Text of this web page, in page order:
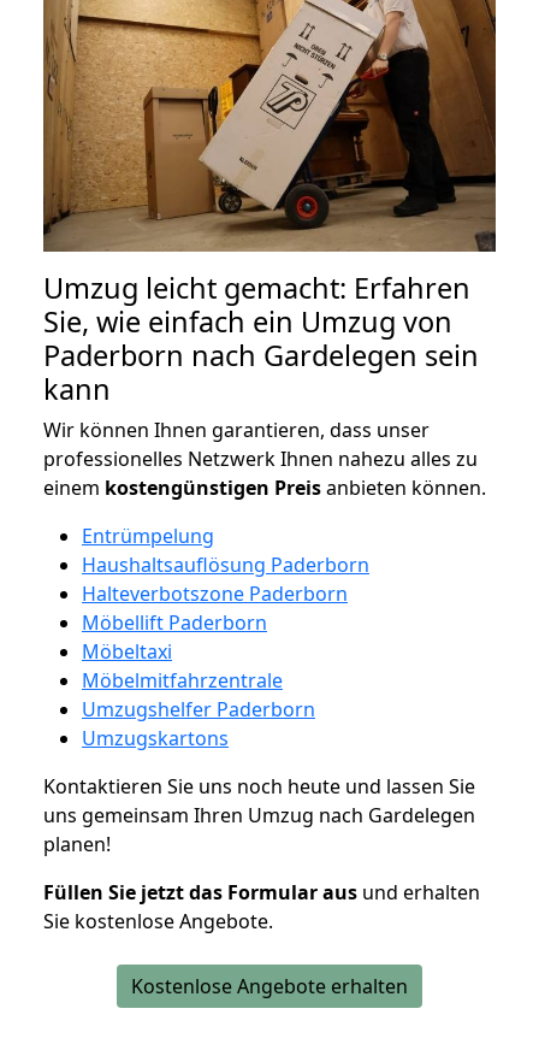
Umzug leicht gemacht: Erfahren
Sie, wie einfach ein Umzug von
Paderborn nach Gardelegen sein
kann
Wir können Ihnen garantieren, dass unser
professionelles Netzwerk Ihnen nahezu alles zu
einem kostengünstigen Preisanbieten können.
Entrümpelung
Haushaltsauflösung Paderborn
Halteverbotszone Paderborn
Möbellift Paderborn
Möbeltaxi
Möbelmitfahrzentrale
Umzugshelfer Paderborn
Umzugskartons
Kontaktieren Sie uns noch heute und lassen Sie
uns gemeinsam Ihren Umzug nach Gardelegen
planen!
Füllen Sie jetzt das Formular aus und erhalten
Sie kostenlose Angebote.
Kostenlose Angebote erhalten